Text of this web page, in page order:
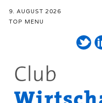
9. AUGUST 2026
TOP MENU